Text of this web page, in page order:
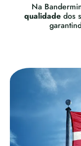
Na
qualidade dos